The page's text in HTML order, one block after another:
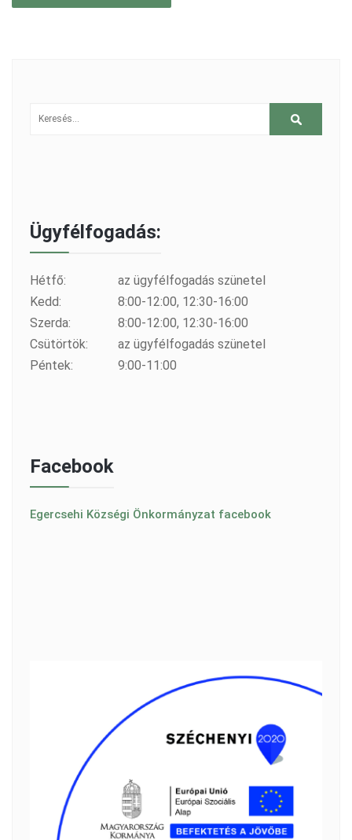
Ügyfélfogadás:
Hétfő:
az ügyfélfogadás szünetel
Kedd:
8:00-12:00, 12:30-16:00
Szerda:
8:00-12:00, 12:30-16:00
Csütörtök:
az ügyfélfogadás szünetel
Péntek:
9:00-11:00
Facebook
Egercsehi Községi Önkormányzat facebook